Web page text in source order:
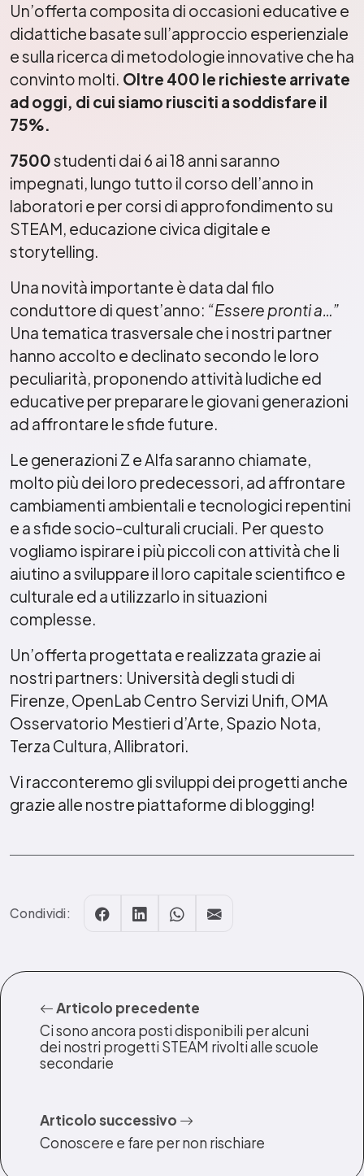
Un’offerta composita di occasioni educative e
didattiche basate sull’approccio esperienziale
e sulla ricerca di metodologie innovative che ha
convinto molti. Oltre 400 le richieste arrivate
ad oggi, di cui siamo riusciti a soddisfare il
75%.
7500studenti dai 6 ai 18 anni saranno
impegnati, lungo tutto il corso dell’anno in
laboratori e per corsi di approfondimento su
STEAM, educazione civica digitale e
storytelling.
Una novità importante è data dal filo
conduttore di quest’anno: “Essere pronti a…”
Una tematica trasversale che i nostri partner
hanno accolto e declinato secondo le loro
peculiarità, proponendo attività ludiche ed
educative per preparare le giovani generazioni
ad affrontare le sfide future.
Le generazioni Z e Alfa saranno chiamate,
molto più dei loro predecessori, ad affrontare
cambiamenti ambientali e tecnologici repentini
e a sfide socio-culturali cruciali. Per questo
vogliamo ispirare i più piccoli con attività che li
aiutino a sviluppare il loro capitale scientifico e
culturale ed a utilizzarlo in situazioni
complesse.
Un’offerta progettata e realizzata grazie ai
nostri partners: Università degli studi di
Firenze, OpenLab Centro Servizi Unifi, OMA
Osservatorio Mestieri d’Arte, Spazio Nota,
Terza Cultura, Allibratori.
Vi racconteremo gli sviluppi dei progetti anche
grazie alle nostre piattaforme di blogging!
Condividi:
Articolo precedente
Ci sono ancora posti disponibili per alcuni
dei nostri progetti STEAM rivolti alle scuole
secondarie
Articolo successivo
Conoscere e fare per non rischiare